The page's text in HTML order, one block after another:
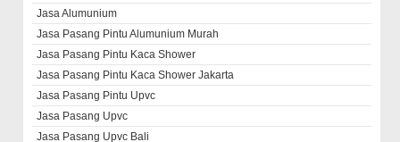
Jasa Alumunium
Jasa Pasang Pintu Alumunium Murah
Jasa Pasang Pintu Kaca Shower
Jasa Pasang Pintu Kaca Shower Jakarta
Jasa Pasang Pintu Upvc
Jasa Pasang Upvc
Jasa Pasang Upvc Bali